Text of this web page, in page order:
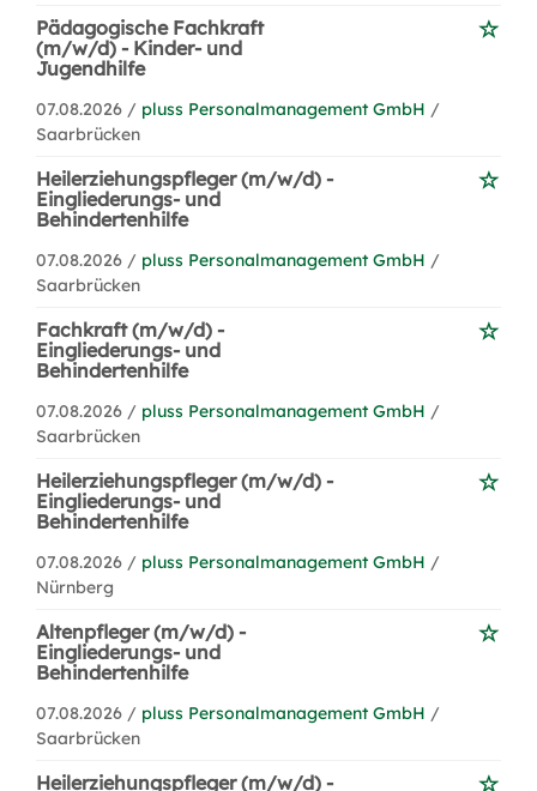
Pädagogische Fachkraft
(m/w/d) - Kinder- und
Jugendhilfe
07.08.2026 / pluss Personalmanagement GmbH /
Saarbrücken
Heilerziehungspfleger (m/w/d) -
Eingliederungs- und
Behindertenhilfe
07.08.2026 / pluss Personalmanagement GmbH /
Saarbrücken
Fachkraft (m/w/d) -
Eingliederungs- und
Behindertenhilfe
07.08.2026 / pluss Personalmanagement GmbH /
Saarbrücken
Heilerziehungspfleger (m/w/d) -
Eingliederungs- und
Behindertenhilfe
07.08.2026 / pluss Personalmanagement GmbH /
Nürnberg
Altenpfleger (m/w/d) -
Eingliederungs- und
Behindertenhilfe
07.08.2026 / pluss Personalmanagement GmbH /
Saarbrücken
Heilerziehungspfleger (m/w/d) -